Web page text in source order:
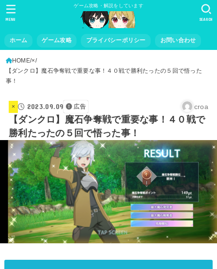
ゲーム攻略・解説をしています
ホーム ゲーム攻略 プライバシーポリシー お問い合わせ
SEARCH
MENU
HOME ×
【ダンクロ】魔石争奪戦で重要な事！４０戦で勝利たったの５回で悟った
事！
× 2023.09.09 広告 croa
【ダンクロ】魔石争奪戦で重要な事！４０戦で
勝利たったの５回で悟った事！